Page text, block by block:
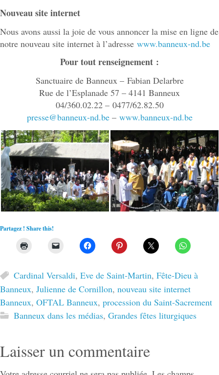
Nouveau site internet
Nous avons aussi la joie de vous annoncer la mise en ligne de
notre nouveau site internet à l’adresse www.banneux-nd.be
Pour tout renseignement :
Sanctuaire de Banneux – Fabian Delarbre
Rue de l’Esplanade 57 – 4141 Banneux
04/360.02.22 – 0477/62.82.50
presse@banneux-nd.be– www.banneux-nd.be
Partagez ! Share this!
Cardinal Versaldi, Eve de Saint-Martin, Fête-Dieu à
Banneux, Julienne de Cornillon, nouveau site internet
Banneux, OFTAL Banneux, procession du Saint-Sacrement
Banneux dans les médias, Grandes fêtes liturgiques
Laisser un commentaire